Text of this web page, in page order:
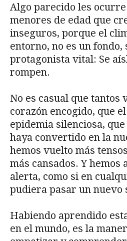
Algo parecido les
menores de edad que
inseguros, porque el
entorno, no es un fondo,
protagonista vital: Se
rompen.
No es casual que tantos
corazón encogido, que
epidemia silenciosa,
haya convertido en la
hemos vuelto más
más cansados. Y
alerta, como si en
pudiera pasar un nuevo
Habiendo aprendido
en el mundo, es la